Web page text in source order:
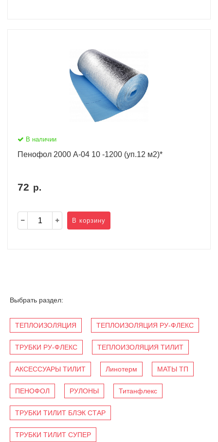
В наличии
Пенофол 2000 А-04 10 -1200 (уп.12 м2)*
72 р.
В корзину
Выбрать раздел:
ТЕПЛОИЗОЛЯЦИЯ ТЕПЛОИЗОЛЯЦИЯ РУ-ФЛЕКС
ТРУБКИ РУ-ФЛЕКС ТЕПЛОИЗОЛЯЦИЯ ТИЛИТ
АКСЕССУАРЫ ТИЛИТ Линотерм МАТЫ ТП
ПЕНОФОЛ РУЛОНЫ Титанфлекс
ТРУБКИ ТИЛИТ БЛЭК СТАР
ТРУБКИ ТИЛИТ СУПЕР